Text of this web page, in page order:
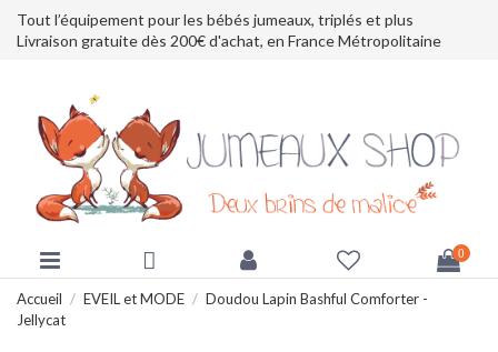
Tout l’équipement pour les bébés jumeaux, triplés et plus
Livraison gratuite dès 200€ d'achat, en France Métropolitaine
0
Accueil EVEIL et MODE
Doudou Lapin Bashful Comforter -
Jellycat